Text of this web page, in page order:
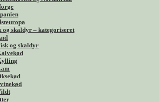
og skaldyr – kategoriseret
og skaldyr